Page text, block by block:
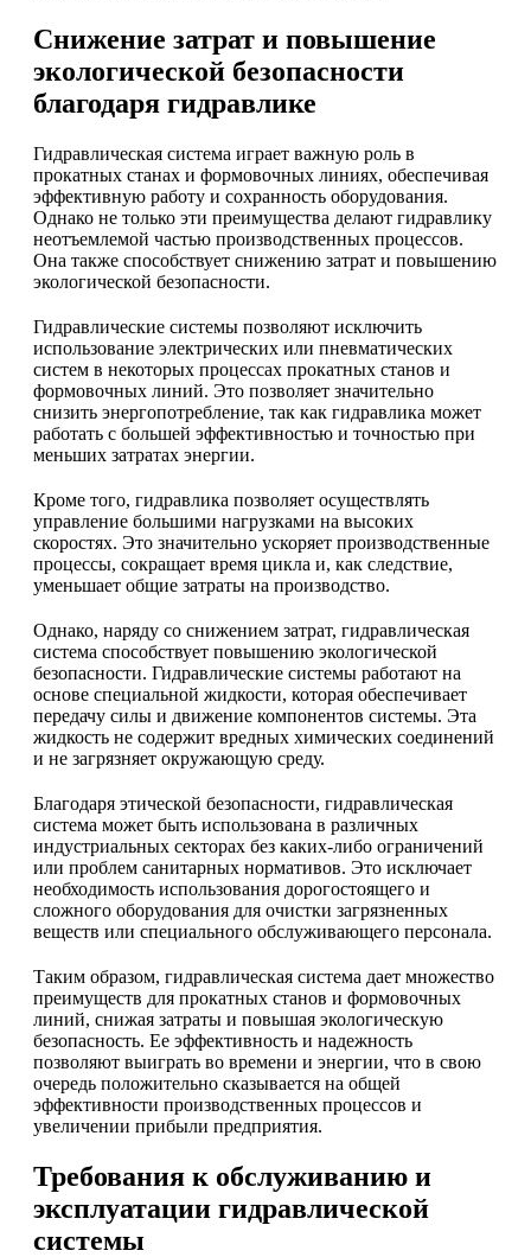
Снижение затрат и повышение
экологической безопасности
благодаря гидравлике
Гидравлическая система играет важную роль в
прокатных станах и формовочных линиях, обеспечивая
эффективную работу и сохранность оборудования.
Однако не только эти преимущества делают гидравлику
неотъемлемой частью производственных процессов.
Она также способствует снижению затрат и повышению
экологической безопасности.
Гидравлические системы позволяют исключить
использование электрических или пневматических
систем в некоторых процессах прокатных станов и
формовочных линий. Это позволяет значительно
снизить энергопотребление, так как гидравлика может
работать с большей эффективностью и точностью при
меньших затратах энергии.
Кроме того, гидравлика позволяет осуществлять
управление большими нагрузками на высоких
скоростях. Это значительно ускоряет производственные
процессы, сокращает время цикла и, как следствие,
уменьшает общие затраты на производство.
Однако, наряду со снижением затрат, гидравлическая
система способствует повышению экологической
безопасности. Гидравлические системы работают на
основе специальной жидкости, которая обеспечивает
передачу силы и движение компонентов системы. Эта
жидкость не содержит вредных химических соединений
и не загрязняет окружающую среду.
Благодаря этической безопасности, гидравлическая
система может быть использована в различных
индустриальных секторах без каких-либо ограничений
или проблем санитарных нормативов. Это исключает
необходимость использования дорогостоящего и
сложного оборудования для очистки загрязненных
веществ или специального обслуживающего персонала.
Таким образом, гидравлическая система дает множество
преимуществ для прокатных станов и формовочных
линий, снижая затраты и повышая экологическую
безопасность. Ее эффективность и надежность
позволяют выиграть во времени и энергии, что в свою
очередь положительно сказывается на общей
эффективности производственных процессов и
увеличении прибыли предприятия.
Требования к обслуживанию и
эксплуатации гидравлической
системы